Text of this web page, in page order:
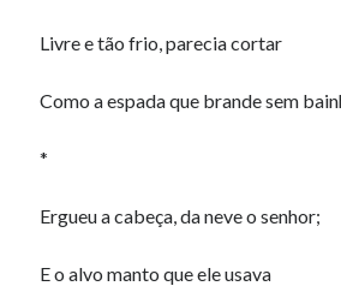
Livre e tão frio, parecia cortar
Como a espada que brande sem
*
Ergueu a cabeça, da neve o senhor;
E o alvo manto que ele usava